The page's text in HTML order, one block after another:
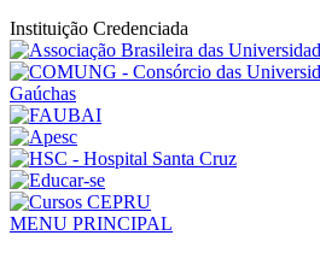
Instituição Credenciada
MENU PRINCIPAL